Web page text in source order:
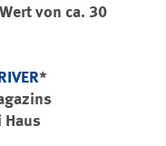
von ca. 30
*
Haus